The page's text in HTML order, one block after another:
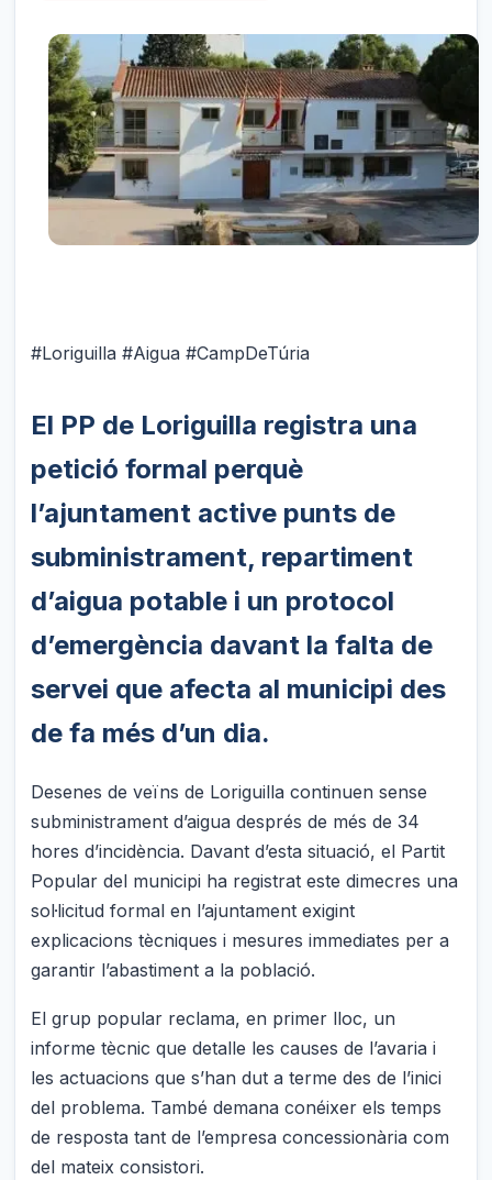
#Loriguilla #Aigua #CampDeTúria
El PP de Loriguilla registra una
petició formal perquè
l’ajuntament active punts de
subministrament, repartiment
d’aigua potable i un protocol
d’emergència davant la falta de
servei que afecta al municipi des
de fa més d’un dia.
Desenes de veïns de Loriguilla continuen sense
subministrament d’aigua després de més de 34
hores d’incidència. Davant d’esta situació, el Partit
Popular del municipi ha registrat este dimecres una
sol·licitud formal en l’ajuntament exigint
explicacions tècniques i mesures immediates per a
garantir l’abastiment a la població.
El grup popular reclama, en primer lloc, un
informe tècnic que detalle les causes de l’avaria i
les actuacions que s’han dut a terme des de l’inici
del problema. També demana conéixer els temps
de resposta tant de l’empresa concessionària com
del mateix consistori.